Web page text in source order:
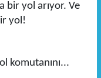
bir yol arıyor. Ve
yol!
komutanını...